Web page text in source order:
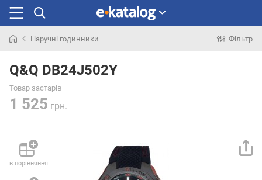
раніше
Наручні годинники Фільтр
Q&Q DB24J502Y
Товар застарів
1 525 грн.
в порівняння